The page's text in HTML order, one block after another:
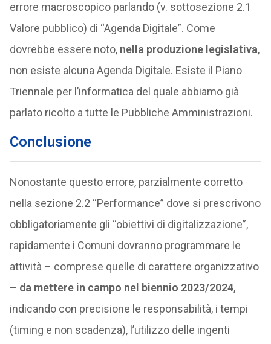
errore macroscopico parlando (v. sottosezione 2.1
Valore pubblico) di “Agenda Digitale”. Come
dovrebbe essere noto, nella produzione legislativa,
non esiste alcuna Agenda Digitale. Esiste il Piano
Triennale per l’informatica del quale abbiamo già
parlato ricolto a tutte le Pubbliche Amministrazioni.
Conclusione
Nonostante questo errore, parzialmente corretto
nella sezione 2.2 “Performance” dove si prescrivono
obbligatoriamente gli “obiettivi di digitalizzazione”,
rapidamente i Comuni dovranno programmare le
attività – comprese quelle di carattere organizzativo
– da mettere in campo nel biennio 2023/2024,
indicando con precisione le responsabilità, i tempi
(timing e non scadenza), l’utilizzo delle ingenti